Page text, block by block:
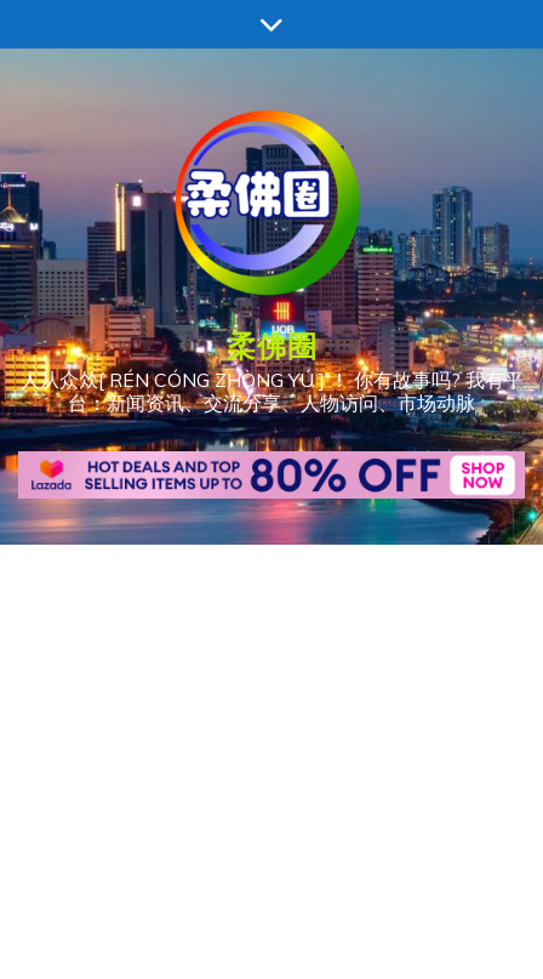
至
柔佛圈
人从众𠈌[ RÉN CÓNG ZHÒNG YÚ ] ！ 你有故事吗? 我有平
台：新闻资讯、交流分享、人物访问、市场动脉